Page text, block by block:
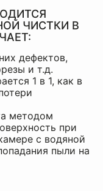
ЧИСТКИ В
дефектов,
и т.д.
1 в 1, как в
методом
при
с водяной
пыли на